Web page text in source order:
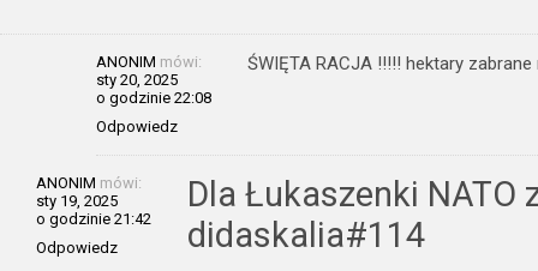
ANONIM mówi:
sty 20, 2025
o godzinie 22:08
Odpowiedz
ŚWIĘTA RACJA !!!!! hektary
ANONIM mówi:
sty 19, 2025
o godzinie 21:42
Odpowiedz
Dla Łukaszenki NATO
didaskalia#114